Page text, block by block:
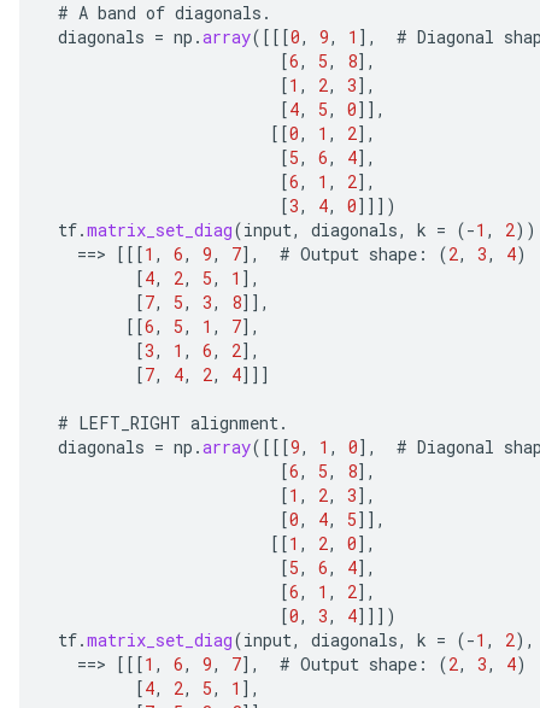
# A band of diagonals .
diagonals = np .array( [[[0, 9, 1 ] , # Diagonal
[6, 5, 8] ,
[1 , 2, 3] ,
[4, 5, 0]] ,
[[0, 1 , 2] ,
[5, 6, 4] ,
[6, 1 , 2] ,
[3, 4, 0]]] )
tf.matrix_set_diag(input, diagonals, k = (-1 , 2))
==> [[[1 , 6, 9, 7] , # Output shape : (2, 3, 4)
[4, 2, 5, 1 ] ,
[7, 5, 3, 8]] ,
[[6, 5, 1 , 7] ,
[3, 1 , 6, 2] ,
[7, 4, 2, 4]]]
# LEFT_RIGHT alignment.
diagonals = np .array( [[[9, 1 , 0] , # Diagonal
[6, 5, 8] ,
[1 , 2, 3] ,
[0, 4, 5]] ,
[[1 , 2, 0] ,
[5, 6, 4] ,
[6, 1 , 2] ,
[0, 3, 4]]] )
tf.matrix_set_diag(input, diagonals, k = (-1 , 2),
==> [[[1 , 6, 9, 7] , # Output shape : (2, 3, 4)
[4, 2, 5, 1 ] ,